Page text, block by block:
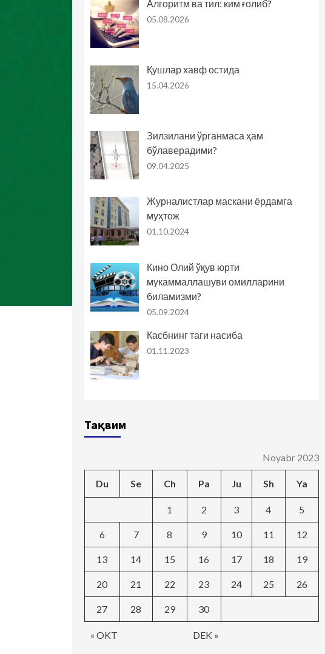
Алгоритм ва тил: ким ғолиб?
05.08.2026
Қушлар хавф остида
15.04.2026
Зилзилани ўрганмаса ҳам
бўлаверадими?
09.04.2025
Журналистлар маскани ёрдамга
муҳтож
01.10.2024
Кино Олий ўқув юрти
мукаммаллашуви омилларини
биламизми?
05.09.2024
Касбнинг таги насиба
01.11.2023
Тақвим
Noyabr 2023
Du Se Ch Pa Ju Sh Ya
« OKT DEK »
1 2 3 4 5
6 7 8 9 10 11 12
13 14 15 16 17 18 19
20 21 22 23 24 25 26
27 28 29 30